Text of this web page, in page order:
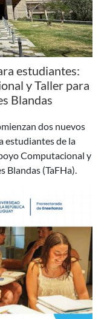
estudiantes:
y Taller para
Blandas
dos nuevos
estudiantes de la
Computacional y
Blandas (TaFHa).